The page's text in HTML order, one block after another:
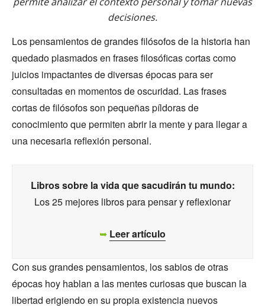
decisiones.
Los pensamientos de grandes filósofos de la historia han
quedado plasmados en frases filosóficas cortas como
juicios impactantes de diversas épocas para ser
consultadas en momentos de oscuridad. Las frases
cortas de filósofos son pequeñas píldoras de
conocimiento que permiten abrir la mente y para llegar a
una necesaria reflexión personal.
Libros sobre la vida que sacudirán tu mundo:
Los 25 mejores libros para pensar y reflexionar
➥ Leer artículo
Con sus grandes pensamientos, los sabios de otras
épocas hoy hablan a las mentes curiosas que buscan la
libertad erigiendo en su propia existencia nuevos